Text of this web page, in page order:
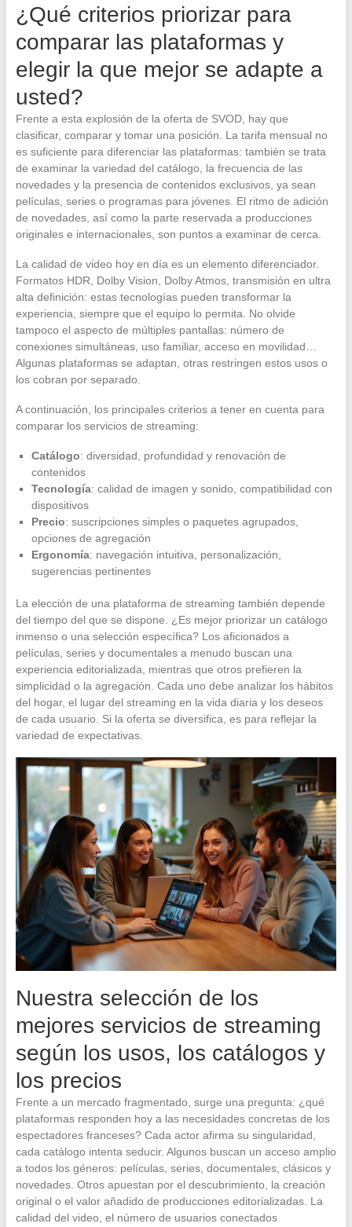
¿Qué criterios priorizar para
comparar las plataformas y
elegir la que mejor se adapte a
usted?
Frente a esta explosión de la oferta de SVOD, hay que
clasificar, comparar y tomar una posición. La tarifa mensual no
es suficiente para diferenciar las plataformas: también se trata
de examinar la variedad del catálogo, la frecuencia de las
novedades y la presencia de contenidos exclusivos, ya sean
películas, series o programas para jóvenes. El ritmo de adición
de novedades, así como la parte reservada a producciones
originales e internacionales, son puntos a examinar de cerca.
La calidad de video hoy en día es un elemento diferenciador.
Formatos HDR, Dolby Vision, Dolby Atmos, transmisión en ultra
alta definición: estas tecnologías pueden transformar la
experiencia, siempre que el equipo lo permita. No olvide
tampoco el aspecto de múltiples pantallas: número de
conexiones simultáneas, uso familiar, acceso en movilidad…
Algunas plataformas se adaptan, otras restringen estos usos o
los cobran por separado.
A continuación, los principales criterios a tener en cuenta para
comparar los servicios de streaming:
Catálogo: diversidad, profundidad y renovación de
contenidos
Tecnología: calidad de imagen y sonido, compatibilidad con
dispositivos
Precio: suscripciones simples o paquetes agrupados,
opciones de agregación
Ergonomía: navegación intuitiva, personalización,
sugerencias pertinentes
La elección de una plataforma de streaming también depende
del tiempo del que se dispone. ¿Es mejor priorizar un catálogo
inmenso o una selección específica? Los aficionados a
películas, series y documentales a menudo buscan una
experiencia editorializada, mientras que otros prefieren la
simplicidad o la agregación. Cada uno debe analizar los hábitos
del hogar, el lugar del streaming en la vida diaria y los deseos
de cada usuario. Si la oferta se diversifica, es para reflejar la
variedad de expectativas.
Nuestra selección de los
mejores servicios de streaming
según los usos, los catálogos y
los precios
Frente a un mercado fragmentado, surge una pregunta: ¿qué
plataformas responden hoy a las necesidades concretas de los
espectadores franceses? Cada actor afirma su singularidad,
cada catálogo intenta seducir. Algunos buscan un acceso amplio
a todos los géneros: películas, series, documentales, clásicos y
novedades. Otros apuestan por el descubrimiento, la creación
original o el valor añadido de producciones editorializadas. La
calidad del video, el número de usuarios conectados